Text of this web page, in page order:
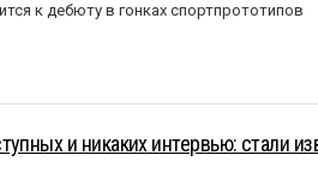
к дебюту в гонках спортпрототипов
и никаких интервью: стали